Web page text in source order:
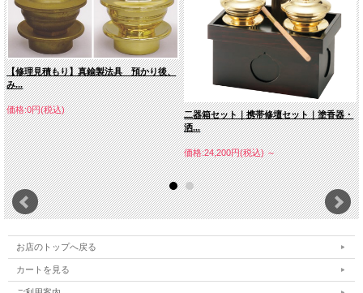
【修理見積もり】真鍮製法具 預かり後、
み...
価格:0円(税込)
二器箱セット｜携帯修壇セット｜塗香器・
洒...
価格:24,200円(税込)～
お店のトップへ戻る
カートを見る